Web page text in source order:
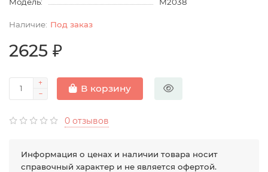
Под заказ
2625 ₽
В корзину
0 отзывов
Информация о ценах и наличии товара носит
справочный характер и не является офертой.